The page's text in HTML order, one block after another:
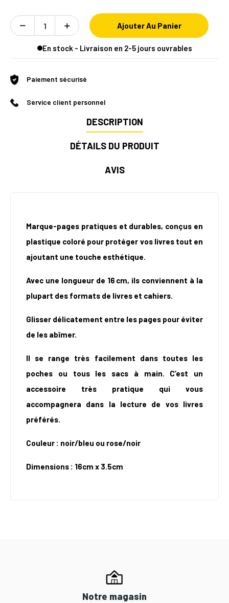
Ajouter Au Panier
En stock - Livraison en 2-5 jours ouvrables
Paiement sécurisé
Service client personnel
DESCRIPTION
DÉTAILS DU PRODUIT
AVIS
Marque-pages pratiques et durables, conçus en
plastique coloré pour protéger vos livres tout en
ajoutant une touche esthétique.
Avec une longueur de 16 cm, ils conviennent à la
plupart des formats de livres et cahiers.
Glisser délicatement entre les pages pour éviter
de les abîmer.
Il se range très facilement dans toutes les
poches ou tous les sacs à main. C’est un
accessoire très pratique qui vous
accompagnera dans la lecture de vos livres
préférés.
Couleur : noir/bleu ou rose/noir
Dimensions : 16cm x 3.5cm
Notre magasin